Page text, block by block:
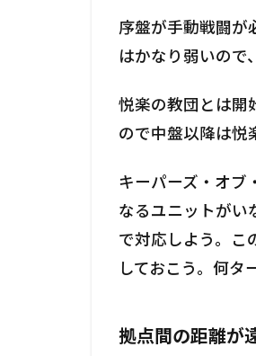
序盤が手動戦闘が
はかなり弱いので
悦楽の教団とは開
ので中盤以降は悦
キーパーズ・オブ
なるユニットがい
で対応しよう。こ
しておこう。何タ
拠点間の距離が